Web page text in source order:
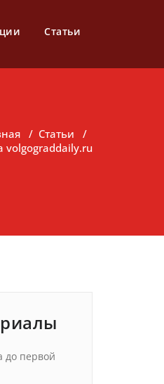
Статьи
/ Статьи /
volgograddaily.ru
до первой